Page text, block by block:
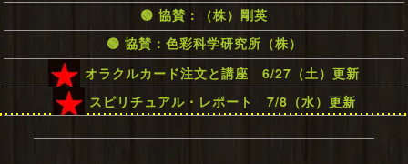
🟢 協賛：（株）剛英
🟢 協賛：色彩科学研究所（株）
オラクルカード注文と講座 6/27（土）更新
スピリチュアル・レポート 7/8（水）更新